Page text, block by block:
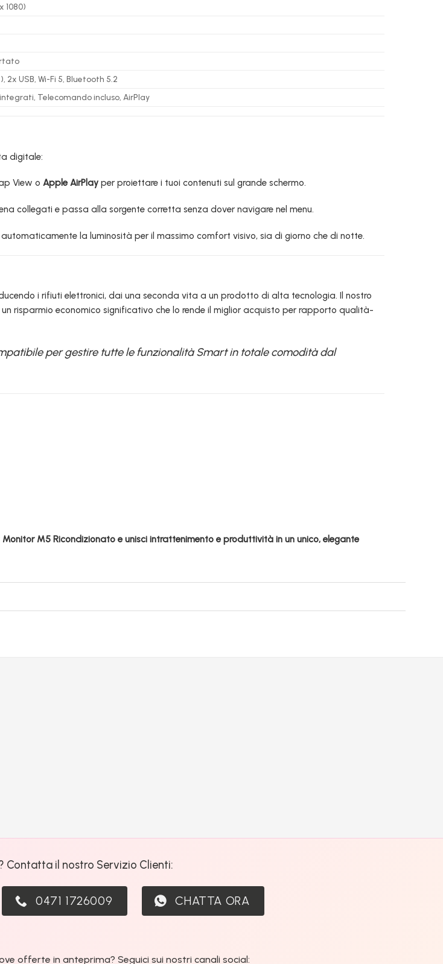
1080)
2x USB, Wi-Fi 5, Bluetooth 5.2
Telecomando incluso, AirPlay
digitale:
View o Apple AirPlayper proiettare i tuoi contenuti sul grande schermo.
collegati e passa alla sorgente corretta senza dover navigare nel menu.
la luminosità per il massimo comfort visivo, sia di giorno che di notte.
i rifiuti elettronici, dai una seconda vita a un prodotto di alta tecnologia. Il nostro
risparmio economico significativo che lo rende il miglior acquisto per rapporto qualità-
per gestire tutte le funzionalità Smart in totale comodità dal
M5 Ricondizionato e unisci intrattenimento e produttività in un unico, elegante
Contatta il nostro Servizio Clienti:
0471 1726009 CHATTA ORA
offerte in anteprima? Seguici sui nostri canali social: